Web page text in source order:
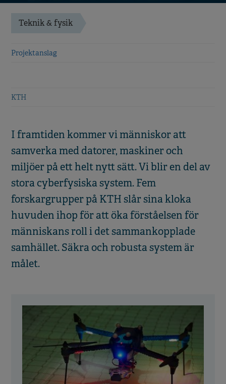
Teknik & fysik
Projektanslag
KTH
I framtiden kommer vi människor att
samverka med datorer, maskiner och
miljöer på ett helt nytt sätt. Vi blir en del av
stora cyberfysiska system. Fem
forskargrupper på KTH slår sina kloka
huvuden ihop för att öka förståelsen för
människans roll i det sammankopplade
samhället. Säkra och robusta system är
målet.